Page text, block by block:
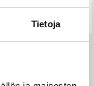
Tietoja